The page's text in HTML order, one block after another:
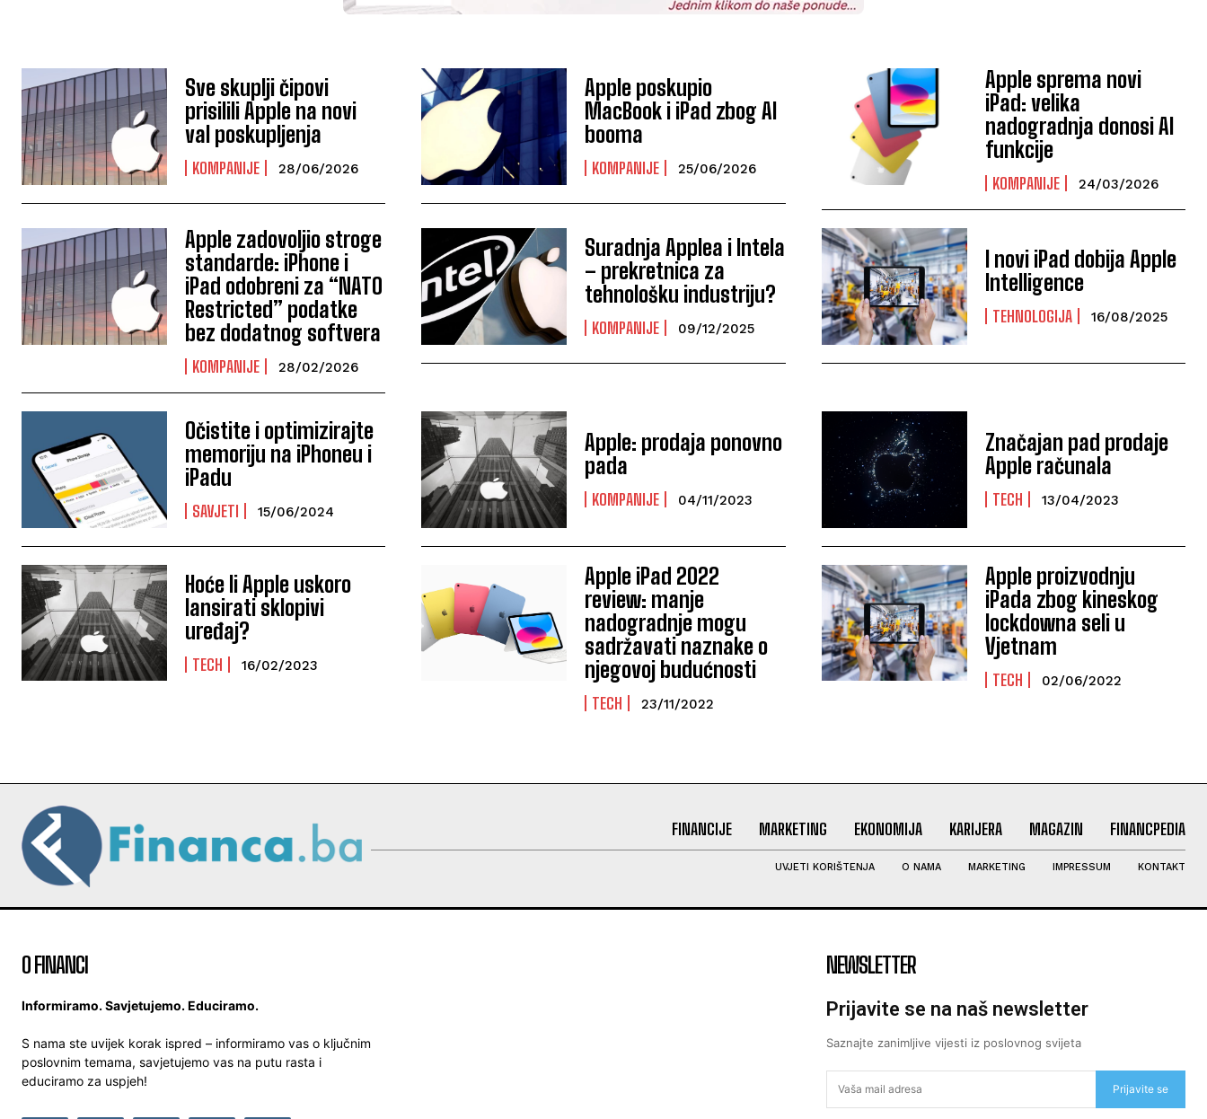
Sve skuplji čipovi
prisilili Apple na novi
val poskupljenja
KOMPANIJE 28/06/2026
Apple poskupio
MacBook i iPad zbog AI
booma
KOMPANIJE 25/06/2026
Apple sprema novi
iPad: velika
nadogradnja donosi AI
funkcije
KOMPANIJE 24/03/2026
Apple zadovoljio stroge
standarde: iPhone i
iPad odobreni za “NATO
Restricted” podatke
bez dodatnog softvera
KOMPANIJE 28/02/2026
Suradnja Applea i Intela
– prekretnica za
tehnološku industriju?
KOMPANIJE 09/12/2025
I novi iPad dobija Apple
Intelligence
TEHNOLOGIJA 16/08/2025
Očistite i optimizirajte
memoriju na iPhoneu i
iPadu
SAVJETI 15/06/2024
Apple: prodaja ponovno
pada
KOMPANIJE 04/11/2023
Značajan pad prodaje
Apple računala
TECH 13/04/2023
Hoće li Apple uskoro
lansirati sklopivi
uređaj?
TECH 16/02/2023
Apple iPad 2022
review: manje
nadogradnje mogu
sadržavati naznake o
njegovoj budućnosti
TECH 23/11/2022
Apple proizvodnju
iPada zbog kineskog
lockdowna seli u
Vjetnam
TECH 02/06/2022
FINANCIJE MARKETING EKONOMIJA KARIJERA MAGAZIN FINANCPEDIA
UVJETI KORIŠTENJA O NAMA MARKETING IMPRESSUM KONTAKT
O FINANCI
Informiramo. Savjetujemo. Educiramo.
S nama ste uvijek korak ispred – informiramo vas o ključnim
poslovnim temama, savjetujemo vas na putu rasta i
educiramo za uspjeh!
NEWSLETTER
Prijavite se na naš newsletter
Saznajte zanimljive vijesti iz poslovnog svijeta
Prijavite se